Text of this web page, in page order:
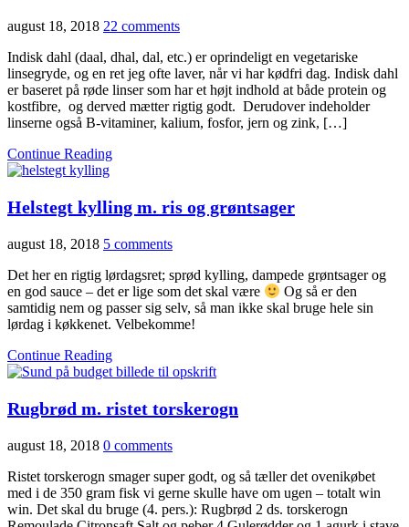
august 18, 2018 22 comments
Indisk dahl (daal, dhal, dal, etc.) er oprindeligt en vegetariske
linsegryde, og en ret jeg ofte laver, når vi har kødfri dag. Indisk dahl
er baseret på røde linser som har et højt indhold at både protein og
kostfibre, og derved mætter rigtig godt. Derudover indeholder
linserne også B-vitaminer, kalium, fosfor, jern og zink, […]
Continue Reading
Helstegt kylling m. ris og grøntsager
august 18, 2018 5 comments
Det her en rigtig lørdagsret; sprød kylling, dampede grøntsager og
en god sauce – det er lige som det skal være
Og så er den
samtidig nem og passer sig selv, så man ikke skal bruge hele sin
lørdag i køkkenet. Velbekomme!
Continue Reading
Rugbrød m. ristet torskerogn
august 18, 2018 0 comments
Ristet torskerogn smager super godt, og så tæller det ovenikøbet
med i de 350 gram fisk vi gerne skulle have om ugen – totalt win
win. Det skal du bruge (4. pers.): Rugbrød 2 ds. torskerogn